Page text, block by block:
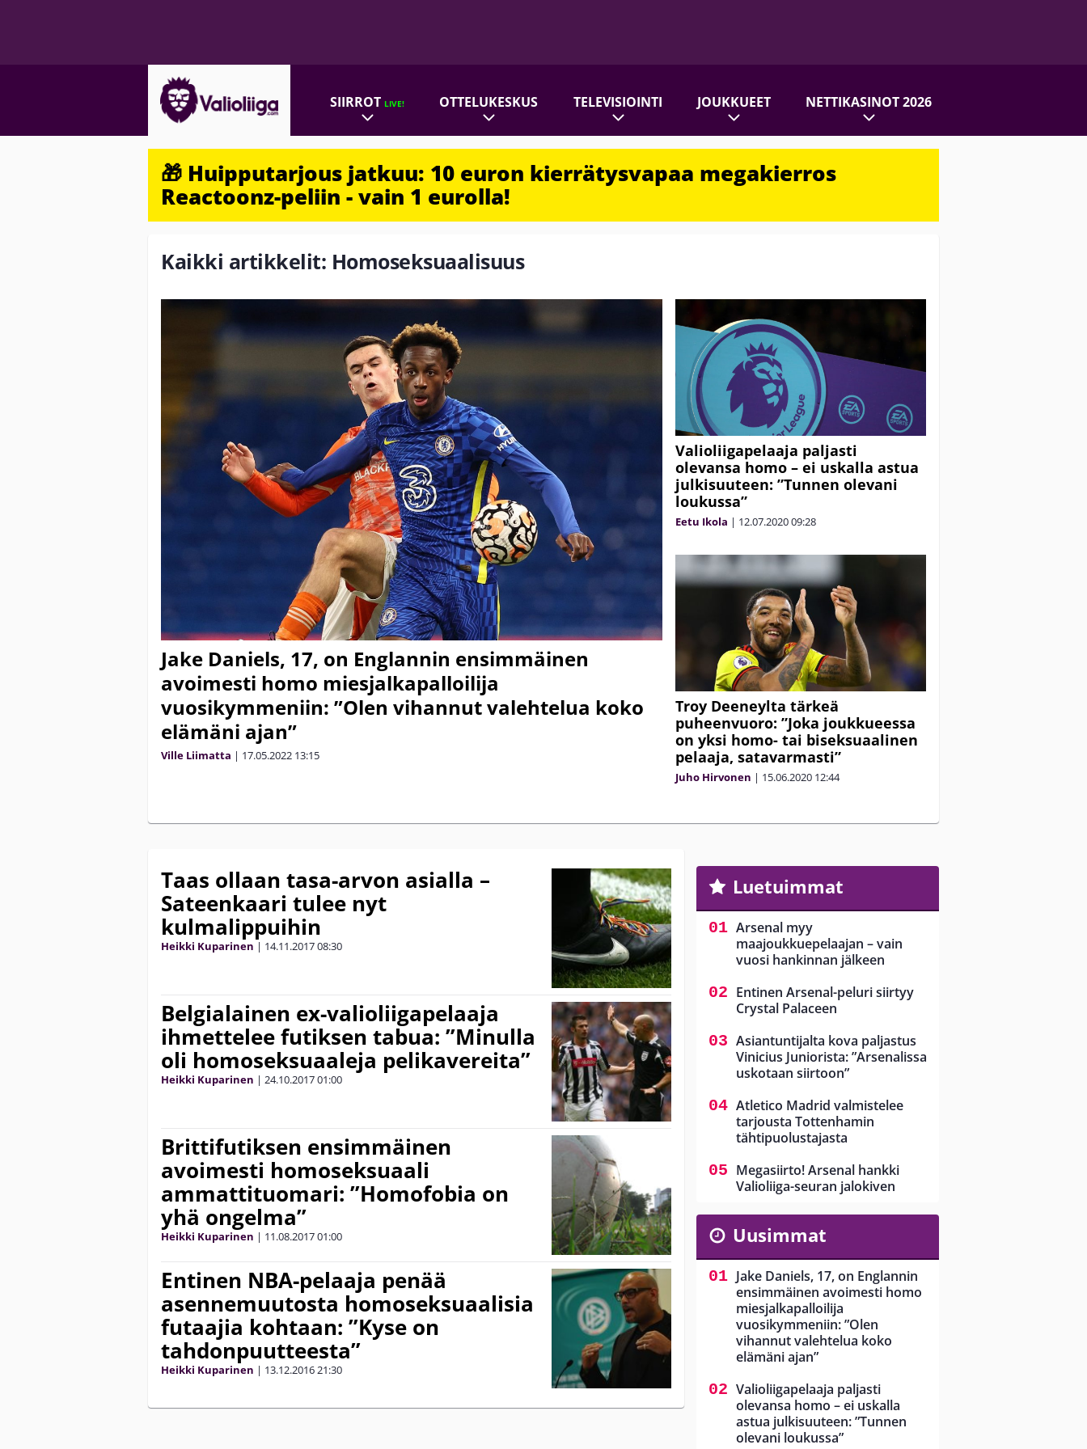
SIIRROTLIVE! OTTELUKESKUS TELEVISIOINTI JOUKKUEET NETTIKASINOT 2026
🎁 Huipputarjous jatkuu: 10 euron kierrätysvapaa megakierros
Reactoonz-peliin - vain 1 eurolla!
Kaikki artikkelit: Homoseksuaalisuus
Jake Daniels, 17, on Englannin ensimmäinen
avoimesti homo miesjalkapalloilija
vuosikymmeniin: ”Olen vihannut valehtelua koko
elämäni ajan”
Ville Liimatta | 17.05.2022 13:15
Valioliigapelaaja paljasti
olevansa homo – ei uskalla astua
julkisuuteen: ”Tunnen olevani
loukussa”
Eetu Ikola | 12.07.202009:28
Troy Deeneylta tärkeä
puheenvuoro: ”Joka joukkueessa
on yksi homo- tai biseksuaalinen
pelaaja, satavarmasti”
Juho Hirvonen | 15.06.2020 12:44
Taas ollaan tasa-arvon asialla –
Sateenkaari tulee nyt
kulmalippuihin
Heikki Kuparinen | 14.11.201708:30
Belgialainen ex-valioliigapelaaja
ihmettelee futiksen tabua: ”Minulla
oli homoseksuaaleja pelikavereita”
Heikki Kuparinen | 24.10.201701:00
Brittifutiksen ensimmäinen
avoimesti homoseksuaali
ammattituomari: ”Homofobia on
yhä ongelma”
Heikki Kuparinen | 11.08.201701:00
Entinen NBA-pelaaja penää
asennemuutosta homoseksuaalisia
futaajia kohtaan: ”Kyse on
tahdonpuutteesta”
Heikki Kuparinen | 13.12.201621:30
Luetuimmat
Arsenal myy
maajoukkuepelaajan – vain
vuosi hankinnan jälkeen
Entinen Arsenal-peluri siirtyy
Crystal Palaceen
Asiantuntijalta kova paljastus
Vinicius Juniorista: ”Arsenalissa
uskotaan siirtoon”
Atletico Madrid valmistelee
tarjousta Tottenhamin
tähtipuolustajasta
Megasiirto! Arsenal hankki
Valioliiga-seuran jalokiven
Uusimmat
Jake Daniels, 17, on Englannin
ensimmäinen avoimesti homo
miesjalkapalloilija
vuosikymmeniin: ”Olen
vihannut valehtelua koko
elämäni ajan”
Valioliigapelaaja paljasti
olevansa homo – ei uskalla
astua julkisuuteen: ”Tunnen
olevani loukussa”